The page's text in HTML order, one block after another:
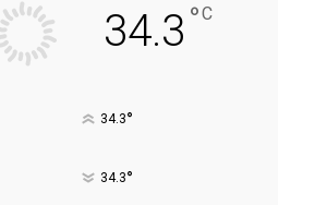
34.3 °C
34.3°
34.3°